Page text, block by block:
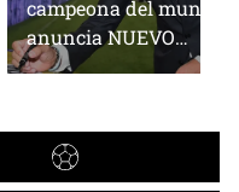
campeona del mundo
anuncia NUEVO
director técnico en